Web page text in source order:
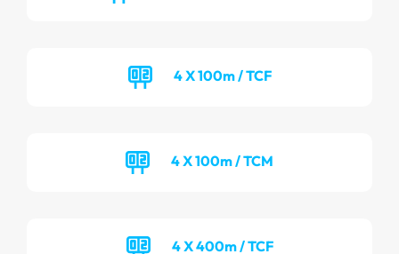
4 X 100m / TCF
4 X 100m / TCM
4 X 400m / TCF